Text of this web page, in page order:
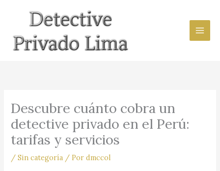
contenido
Descubre cuánto cobra un
detective privado en el Perú:
tarifas y servicios
/Sin categoría / Pordmccol